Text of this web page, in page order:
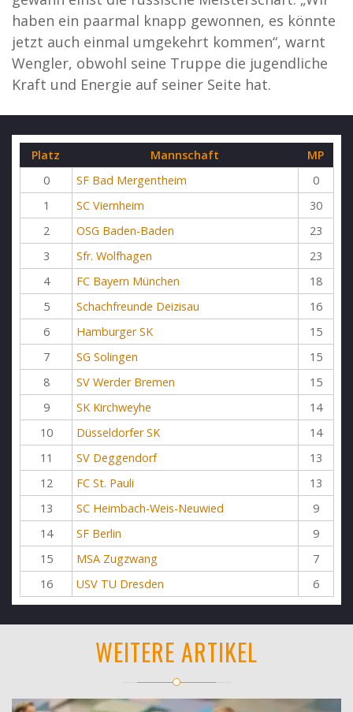
haben ein paarmal knapp gewonnen, es könnte
jetzt auch einmal umgekehrt kommen“, warnt
Wengler, obwohl seine Truppe die jugendliche
Kraft und Energie auf seiner Seite hat.
Platz Mannschaft
MP
0
SF Bad Mergentheim
0
1
SC Viernheim
30
2
OSG Baden-Baden
23
3
Sfr. Wolfhagen
23
4
FC Bayern München
18
5
Schachfreunde Deizisau
16
6
Hamburger SK
15
7
SG Solingen
15
8
SV Werder Bremen
15
9
SK Kirchweyhe
14
10
Düsseldorfer SK
14
11
SV Deggendorf
13
12
FC St. Pauli
13
13
SC Heimbach-Weis-Neuwied
9
14
SF Berlin
9
15
MSA Zugzwang
7
16
USV TU Dresden 6
WEITERE ARTIKEL